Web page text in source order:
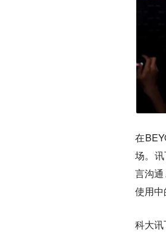
在
场。
言沟
使用中
科大